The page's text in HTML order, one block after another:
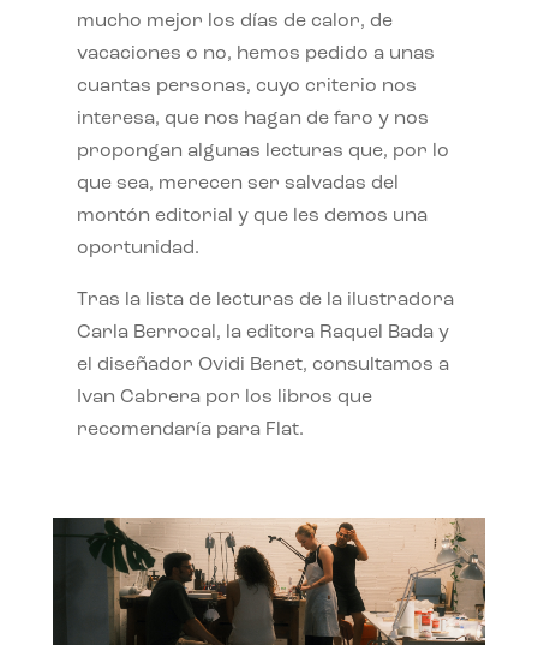
mucho mejor los días de calor, de
vacaciones o no, hemos pedido a unas
cuantas personas, cuyo criterio nos
interesa, que nos hagan de faro y nos
propongan algunas lecturas que, por lo
que sea, merecen ser salvadas del
montón editorial y que les demos una
oportunidad.
Tras la lista de lecturas de la ilustradora
Carla Berrocal, la editora Raquel Bada y
el diseñador Ovidi Benet, consultamos a
Ivan Cabrera por los libros que
recomendaría para Flat.